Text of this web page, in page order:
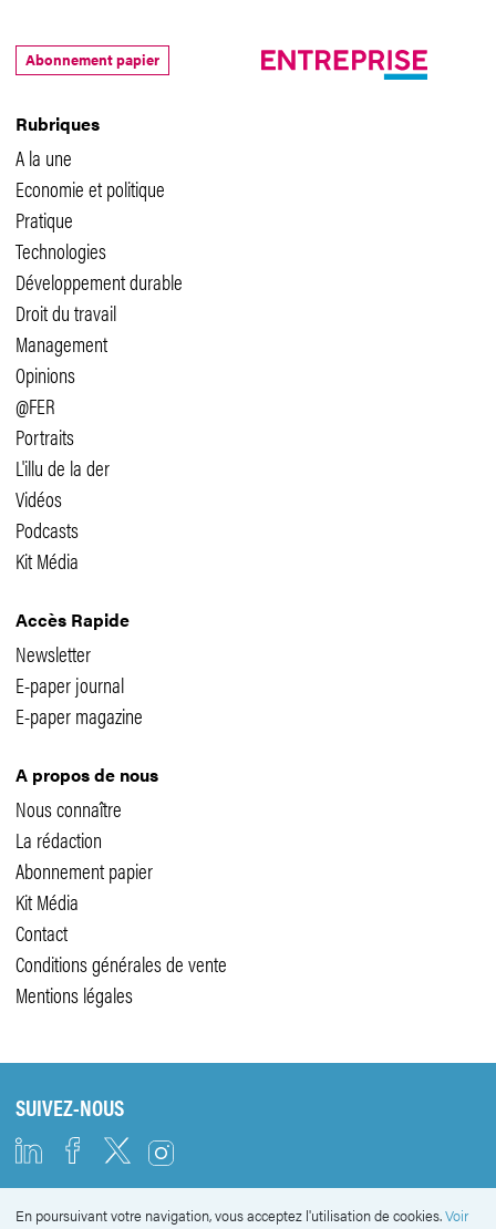
Rubriques
A la une
Economie et politique
Pratique
Technologies
Développement durable
Droit du travail
Management
Opinions
@FER
Portraits
L'illu de la der
Vidéos
Podcasts
Kit Média
Accès Rapide
Newsletter
E-paper journal
E-paper magazine
A propos de nous
Nous connaître
La rédaction
Abonnement papier
Kit Média
Contact
Conditions générales de vente
Mentions légales
Abonnement papier
SUIVEZ-NOUS
En poursuivant votre navigation, vous acceptez l'utilisation de cookies.Voir